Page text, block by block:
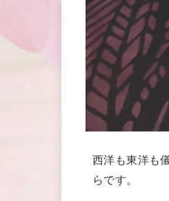
西洋も東洋も
らです。